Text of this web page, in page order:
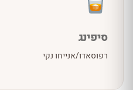
סיפינג
רפוסאדו/אנייחו נקי